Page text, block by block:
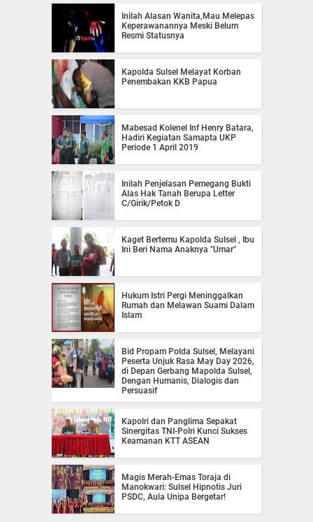
Inilah Alasan Wanita,Mau Melepas
Keperawanannya Meski Belum
Resmi Statusnya
Kapolda Sulsel Melayat Korban
Penembakan KKB Papua
Mabesad Kolenel Inf Henry Batara,
Hadiri Kegiatan Samapta UKP
Periode 1 April 2019
Inilah Penjelasan Pemegang Bukti
Alas Hak Tanah Berupa Letter
C/Girik/Petok D
Kaget Bertemu Kapolda Sulsel , Ibu
Ini Beri Nama Anaknya "Umar"
Hukum Istri Pergi Meninggalkan
Rumah dan Melawan Suami Dalam
Islam
Bid Propam Polda Sulsel, Melayani
Peserta Unjuk Rasa May Day 2026,
di Depan Gerbang Mapolda Sulsel,
Dengan Humanis, Dialogis dan
Persuasif
Kapolri dan Panglima Sepakat
Sinergitas TNI-Polri Kunci Sukses
Keamanan KTT ASEAN
Magis Merah-Emas Toraja di
Manokwari: Sulsel Hipnotis Juri
PSDC, Aula Unipa Bergetar!